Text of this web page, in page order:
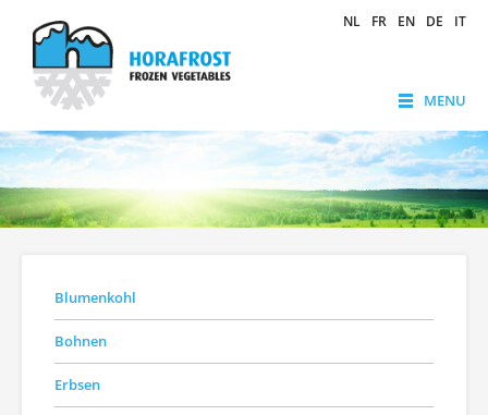
MENU
NL FR EN DE IT
Blumenkohl
Bohnen
Erbsen